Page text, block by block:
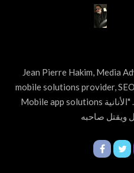
Jean Pierre Hakim, Media
mobile solutions provider,
Mobile app solutions قول الحقيقة مهما كانت صعبة… "الأنانية